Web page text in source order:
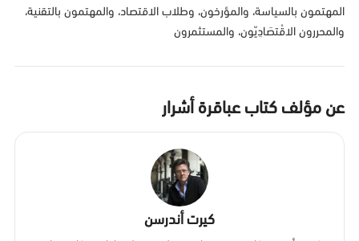
المهتمون بالسياسة، والمؤرخون، وطلاب الاقتصاد، والمهتمون بالتقنية،
والمحررون الاقْتصَادِيّون، والمستثمرون
عن مؤلف كتاب عباقرة أشرار
كيرت أندرسن